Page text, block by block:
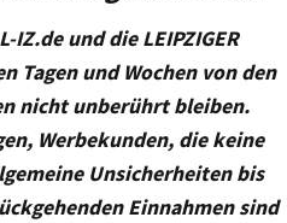
und die LEIPZIGER
Tagen und Wochen von den
nicht unberührt bleiben.
Werbekunden, die keine
Unsicherheiten bis
Einnahmen sind